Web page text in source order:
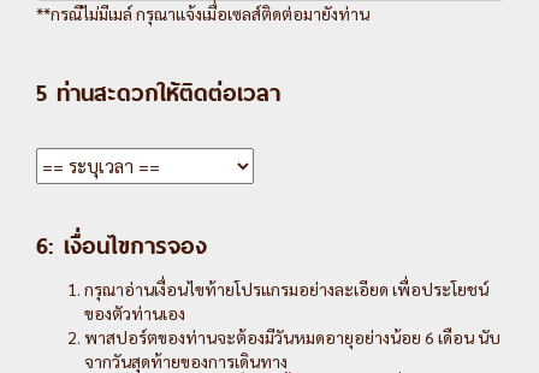
**กรณีไม่มีเมล์ กรุณาแจ้งเมื่อเซลส์ติดต่อมายังท่าน
5 ท่านสะดวกให้ติดต่อเวลา
6: เงื่อนไขการจอง
กรุณาอ่านเงื่อนไขท้ายโปรแกรมอย่างละเอียด เพื่อประโยชน์
ของตัวท่านเอง
พาสปอร์ตของท่านจะต้องมีวันหมดอายุอย่างน้อย 6 เดือน นับ
จากวันสุดท้ายของการเดินทาง